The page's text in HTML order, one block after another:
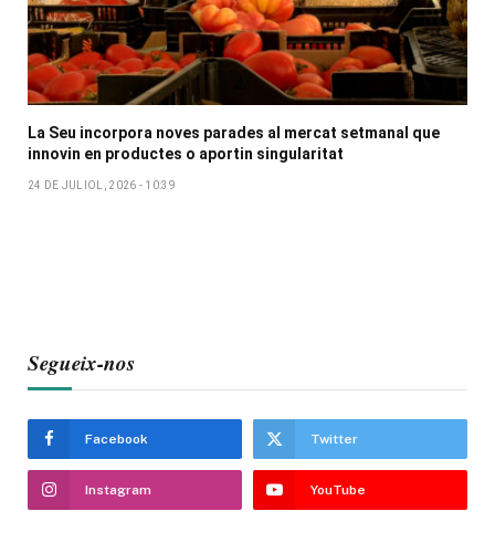
La Seu incorpora noves parades al mercat setmanal que
innovin en productes o aportin singularitat
24 DE JULIOL, 2026 - 10:39
Segueix-nos
Facebook Twitter
Instagram YouTube